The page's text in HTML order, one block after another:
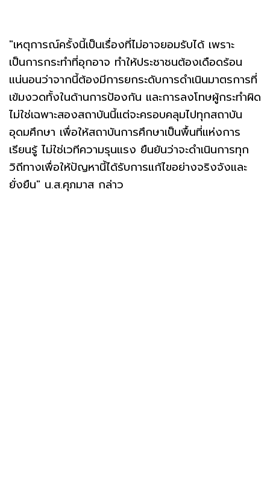
"เหตุการณ์ครั้งนี้เป็นเรื่องที่ไม่อาจยอมรับได้ เพราะ
เป็นการกระทำที่อุกอาจ ทำให้ประชาชนต้องเดือดร้อน
แน่นอนว่าจากนี้ต้องมีการยกระดับการดำเนินมาตรการที่
เข้มงวดทั้งในด้านการป้องกัน และการลงโทษผู้กระทำผิด
ไม่ใช่เฉพาะสองสถาบันนี้แต่จะครอบคลุมไปทุกสถาบัน
อุดมศึกษา เพื่อให้สถาบันการศึกษาเป็นพื้นที่แห่งการ
เรียนรู้ ไม่ใช่เวทีความรุนแรง ยืนยันว่าจะดำเนินการทุก
วิถีทางเพื่อให้ปัญหานี้ได้รับการแก้ไขอย่างจริงจังและ
ยั่งยืน" น.ส.ศุภมาส กล่าว